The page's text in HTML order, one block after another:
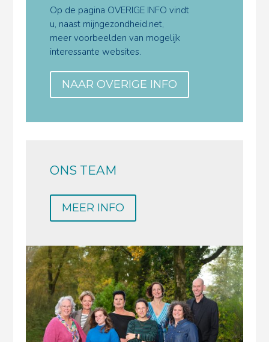
Op de pagina OVERIGE INFO vindt
u, naast mijngezondheid.net,
meer voorbeelden van mogelijk
interessante websites.
NAAR OVERIGE INFO
ONS TEAM
MEER INFO